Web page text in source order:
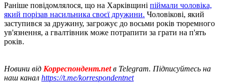
Раніше повідомлялося, що на Харківщині піймали чоловіка,
який порізав насильника своєї дружини. Чоловікові, який
заступився за дружину, загрожує до восьми років тюремного
ув'язнення, а гвалтівник може потрапити за грати на п'ять
років.
Новини від Корреспондент.netв Telegram. Підписуйтесь на
наш канал https://t.me/korrespondentnet